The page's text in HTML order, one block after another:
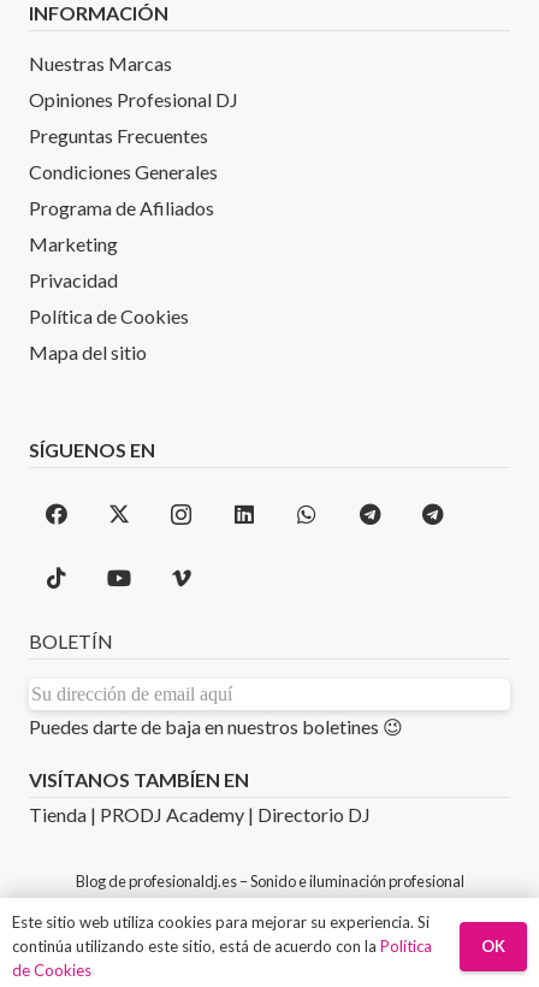
INFORMACIÓN
Nuestras Marcas
Opiniones Profesional DJ
Preguntas Frecuentes
Condiciones Generales
Programa de Afiliados
Marketing
Privacidad
Política de Cookies
Mapa del sitio
SÍGUENOS EN
BOLETÍN
Puedes darte de baja en nuestros boletines 😉
VISÍTANOS TAMBÍEN EN
Tienda | PRODJ Academy | Directorio DJ
Blog deprofesionaldj.es– Sonido e iluminación profesional
©Copyright 2026 PROFESIONAL DJ – Diseñado,
Maquetado y Programado por PULSAP
Este sitio web utiliza cookies para mejorar su experiencia. Si
continúa utilizando este sitio, está de acuerdo con la Política
de Cookies
OK